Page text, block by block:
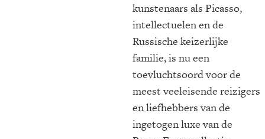
kunstenaars als Picasso,
intellectuelen en de
Russische keizerlijke
familie, is nu een
toevluchtsoord voor de
meest veeleisende reizigers
en liefhebbers van de
ingetogen luxe van de